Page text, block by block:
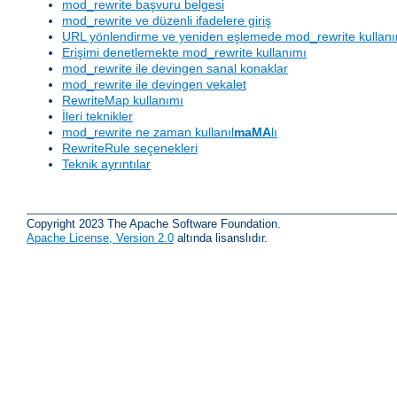
mod_rewrite başvuru belgesi
mod_rewrite ve düzenli ifadelere giriş
URL yönlendirme ve yeniden eşlemede mod_rewrite
Erişimi denetlemekte mod_rewrite kullanımı
mod_rewrite ile devingen sanal konaklar
mod_rewrite ile devingen vekalet
RewriteMap kullanımı
İleri teknikler
mod_rewrite ne zaman kullanılmaMAlı
RewriteRule seçenekleri
Teknik ayrıntılar
Copyright 2023 The Apache Software Foundation.
Apache License, Version 2.0 altında lisanslıdır.